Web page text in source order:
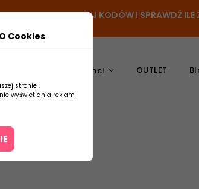
DO KOSZYKA, UŻYJ KODÓW I SPRAWDŹ
Producenci OUTLET
O Cookies
stronie .
wyświetlania reklam